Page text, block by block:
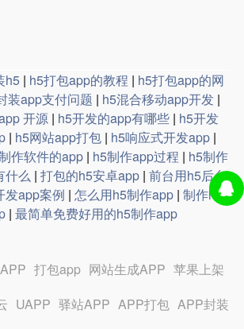
h5 | h5打包app的教程 | h5打包app的网
装app支付问题 | h5混合移动app开发 |
开源 | h5开发的app有哪些 | h5开发
| h5网站app打包 | h5响应式开发app |
作软件的app | h5制作app过程 | h5制作
什么 | 打包的h5安卓app | 前台用h5后台
发app案例 | 怎么用h5制作app | 制作h5
| 最简单免费好用的h5制作app
打包app 网站生成APP 苹果上架
UAPP 驿站APP APP打包 APP封装